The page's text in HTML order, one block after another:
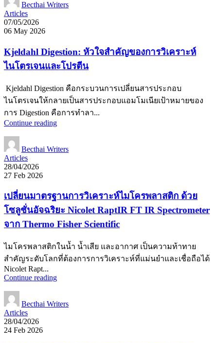
Becthai Writers
Articles
07/05/2026
06 May 2026
Kjeldahl Digestion: หัวใจสำคัญของการวิเคราะห์
ไนโตรเจนและโปรตีน
Kjeldahl Digestion คือกระบวนการเปลี่ยนสารประกอบ
ไนโตรเจนให้กลายเป็นสารประกอบแอมโมเนียเป้าหมายของ
การ Digestion คือการทำลา...
Continue reading
Becthai Writers
Articles
28/04/2026
27 Feb 2026
เปลี่ยนมาตรฐานการวิเคราะห์ไมโครพลาสติก ด้วย
โซลูชั่นอัจฉริยะ Nicolet RaptIR FT IR Spectrometer
จาก Thermo Fisher Scientific
ไมโครพลาสติกในน้ำ น้ำเสีย และอากาศ เป็นความท้าทาย
สำคัญระดับโลกที่ต้องการการวิเคราะห์ที่แม่นยำและเชื่อถือได้
Nicolet Rapt...
Continue reading
Becthai Writers
Articles
28/04/2026
24 Feb 2026